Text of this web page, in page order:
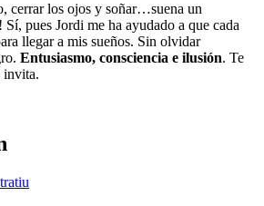
cerrar los ojos y soñar…suena un
pues Jordi me ha ayudado a que cada
llegar a mis sueños. Sin olvidar
Entusiasmo, consciencia e ilusión. Te
invita.